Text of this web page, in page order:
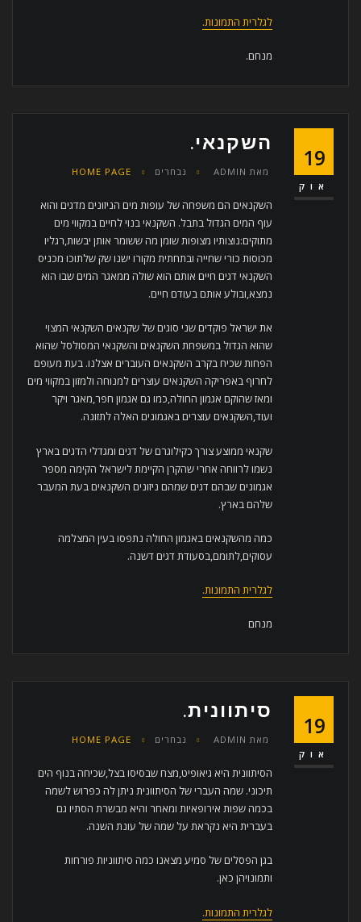
לגלרית התמונות.
מנחם.
19
אוק
השקנאי.
מאת ADMIN נבחרים HOME PAGE
השקנאים הם משפחה של עופות מים הניזונים מדגים והוא
עוף המים הגדול בתבל. השקנאי בנוי לחיים במקווי מים
מתוקים:נוצותיו מצופות שומן מה ששומר אותן יבשות,רגליו
מכוסות כורי שחייה ובתחתית מקורו ישנו שק שלתוכו מכניס
השקנאי דגים חיים אותם הוא שולה ממאגר המים שבו הוא
נמצא,ובולע אותם בעודם חיים.
את ישראל פוקדים שני סוגים של שקנאים השקנאי המצוי
שהוא הגדול במשפחת השקנאים והשקנאי המסולסל שהוא
הפחות שכיח בקרב השקנאים העוברים אצלנו. בעת מעופם
לחרוף באפריקה השקנאים עוצרים למנוחה ולמזון במקווי מים
ומאז שהוקם אגמון החולה,כמו גם אגמון חפר,מאגר ויקר
ועוד,השקנאים עוצרים באגמונים האלה לתזונה.
שקנאי ממוצע צורך כקילוגרם של דגים ומגדלי הדגים בארץ
נשמו לרווחה אחרי שהקרן הקיימת לישראל הקימה מספר
אגמונים שבהם דגים שמהם ניזונים השקנאים בעת המעבר
שלהם בארץ.
כמה מהשקנאים באגמון החולה נתפסו בעין המצלמה
עסוקים,לתומם,בסעודת דגים דשנה.
לגלרית התמונות.
מנחם
19
אוק
סיתוונית.
מאת ADMIN נבחרים HOME PAGE
הסיתוונית היא גיאופיט,מצח שבסיסו בצל,שכיחה בנוף הים
תיכוני. שמה העברי של הסיתוונית ניתן לה כפרוש לשמה
בכמה שפות אירופאיות ומאחר והיא מבשרת הסתיו גם
בעברית היא נקראת על שמה של עונת השנה.
בגן הפסלים של סמיע מצאנו כמה סיתווניות פורחות
ותמונויהן כאן.
לגלרית התמונות.